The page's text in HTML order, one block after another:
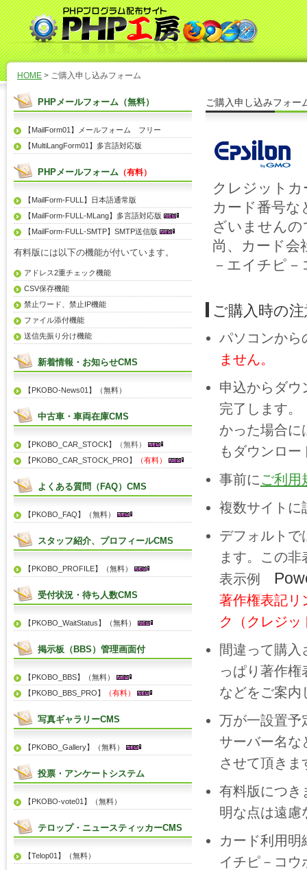
HOME > ご購入申し込みフォーム
ご購入申し込みフォー
クレジット
カード番号
ざいません
尚、カード会
－エイチピ
ご購入時の
パソコンから
ません。
申込からダウ
完了します。
かった場合に
もダウンロ
事前に ご利用
複数サイトに
デフォルトで
ます。この
表示例
著作権表記リ
ク（クレジッ
間違って購
っぱり著作
などをご案内
万が一設置予
サーバー名な
させて頂きま
有料版につき
明な点は遠慮
カード利用
イチピ－コウ
PHPメールフォーム（無料）
【MailForm01】メールフォーム フリー
【MultiLangForm01】多言語対応版
PHPメールフォーム （有料）
【MailForm-FULL】日本語通常版
【MailForm-FULL-MLang】多言語対応版
【MailForm-FULL-SMTP】SMTP送信版
有料版には以下の機能が付いています。
アドレス2重チェック機能
CSV保存機能
禁止ワード、禁止IP機能
ファイル添付機能
送信先振り分け機能
新着情報・お知らせCMS
【PKOBO-News01】（無料）
中古車・車両在庫CMS
【PKOBO_CAR_STOCK】
（無料）
【PKOBO_CAR_STOCK_PRO】
（有料）
よくある質問（FAQ）CMS
【PKOBO_FAQ】（無料）
スタッフ紹介、プロフィールCMS
【PKOBO_PROFILE】（無料）
受付状況・待ち人数CMS
【PKOBO_WaitStatus】（無料）
掲示板（BBS）管理画面付
【PKOBO_BBS】（無料）
【PKOBO_BBS_PRO】
（有料）
写真ギャラリーCMS
【PKOBO_Gallery】（無料）
投票・アンケートシステム
【PKOBO-vote01】（無料）
テロップ・ニュースティッカーCMS
【Telop01】（無料）